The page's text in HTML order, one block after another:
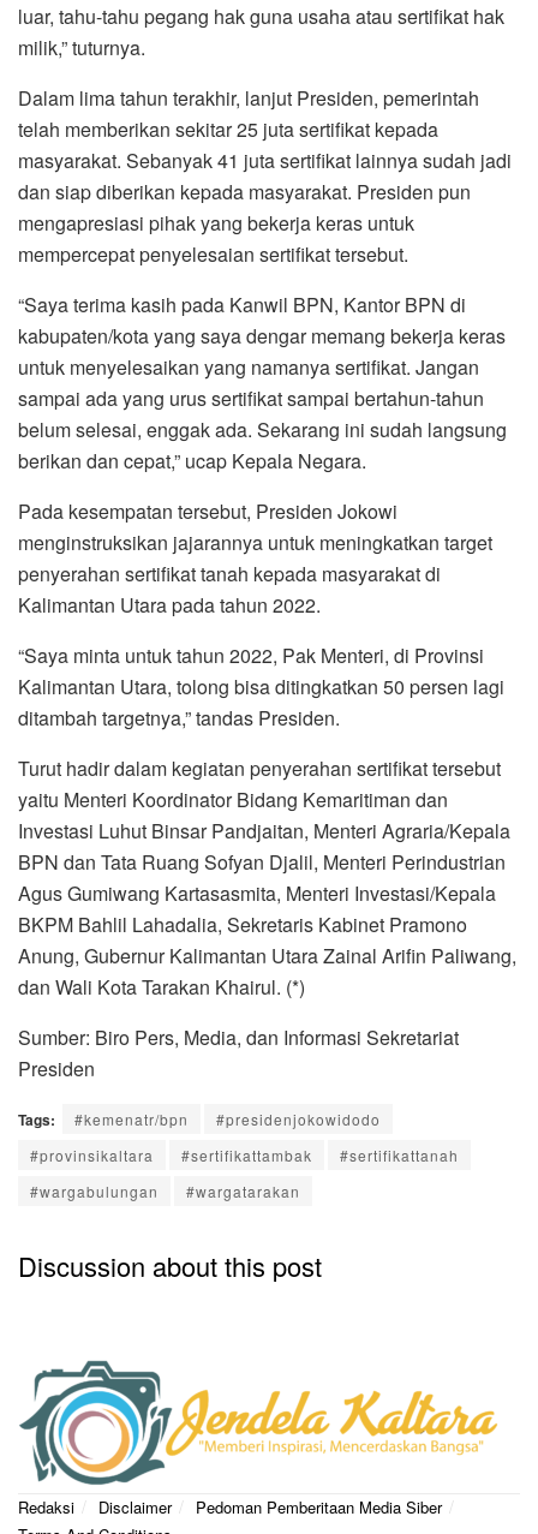
luar, tahu-tahu pegang hak guna usaha atau sertifikat hak
milik,” tuturnya.
Dalam lima tahun terakhir, lanjut Presiden, pemerintah
telah memberikan sekitar 25 juta sertifikat kepada
masyarakat. Sebanyak 41 juta sertifikat lainnya sudah jadi
dan siap diberikan kepada masyarakat. Presiden pun
mengapresiasi pihak yang bekerja keras untuk
mempercepat penyelesaian sertifikat tersebut.
“Saya terima kasih pada Kanwil BPN, Kantor BPN di
kabupaten/kota yang saya dengar memang bekerja keras
untuk menyelesaikan yang namanya sertifikat. Jangan
sampai ada yang urus sertifikat sampai bertahun-tahun
belum selesai, enggak ada. Sekarang ini sudah langsung
berikan dan cepat,” ucap Kepala Negara.
Pada kesempatan tersebut, Presiden Jokowi
menginstruksikan jajarannya untuk meningkatkan target
penyerahan sertifikat tanah kepada masyarakat di
Kalimantan Utara pada tahun 2022.
“Saya minta untuk tahun 2022, Pak Menteri, di Provinsi
Kalimantan Utara, tolong bisa ditingkatkan 50 persen lagi
ditambah targetnya,” tandas Presiden.
Turut hadir dalam kegiatan penyerahan sertifikat tersebut
yaitu Menteri Koordinator Bidang Kemaritiman dan
Investasi Luhut Binsar Pandjaitan, Menteri Agraria/Kepala
BPN dan Tata Ruang Sofyan Djalil, Menteri Perindustrian
Agus Gumiwang Kartasasmita, Menteri Investasi/Kepala
BKPM Bahlil Lahadalia, Sekretaris Kabinet Pramono
Anung, Gubernur Kalimantan Utara Zainal Arifin Paliwang,
dan Wali Kota Tarakan Khairul. (*)
Sumber: Biro Pers, Media, dan Informasi Sekretariat
Presiden
Tags: #kemenatr/bpn
#presidenjokowidodo
#provinsikaltara
#sertifikattambak
#sertifikattanah
#wargabulungan
#wargatarakan
Discussion about this post
Redaksi Disclaimer
Pedoman Pemberitaan Media Siber